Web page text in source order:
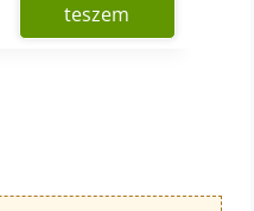
teszem